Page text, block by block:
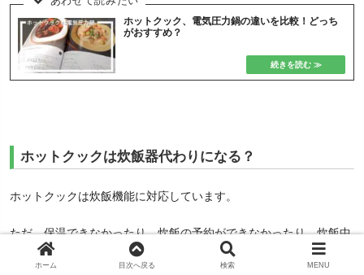
ホットクック、電気圧力鍋の違いを比較！どっち
がおすすめ？
ホットクックは炊飯器代わりになる？
ホットクックは炊飯機能に対応しています。
ただ、保温できなかったり、炊飯の予約ができなかったり、炊飯中
はおかずが作れなかったりとデメリットもあります。
ホーム 目次へ戻る 検索 MENU